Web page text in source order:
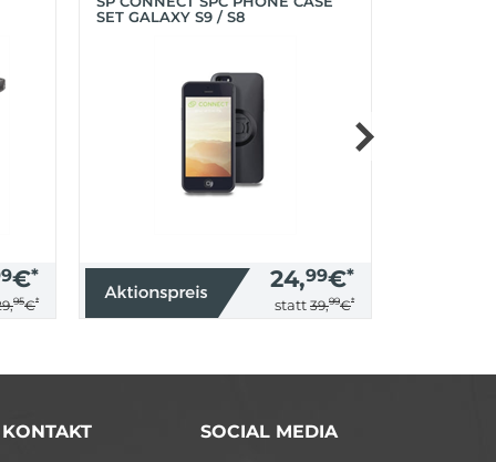
€*
95€*
SET GALAXY S9 / S8
24,99€*
statt 39,99€*
SOCIAL MEDIA